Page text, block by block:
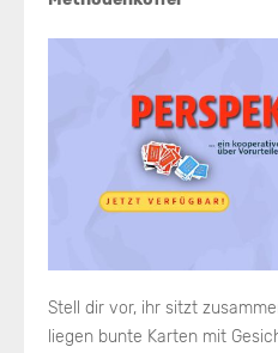
Stell dir vor, ihr sitzt
liegen bunte Karten mit